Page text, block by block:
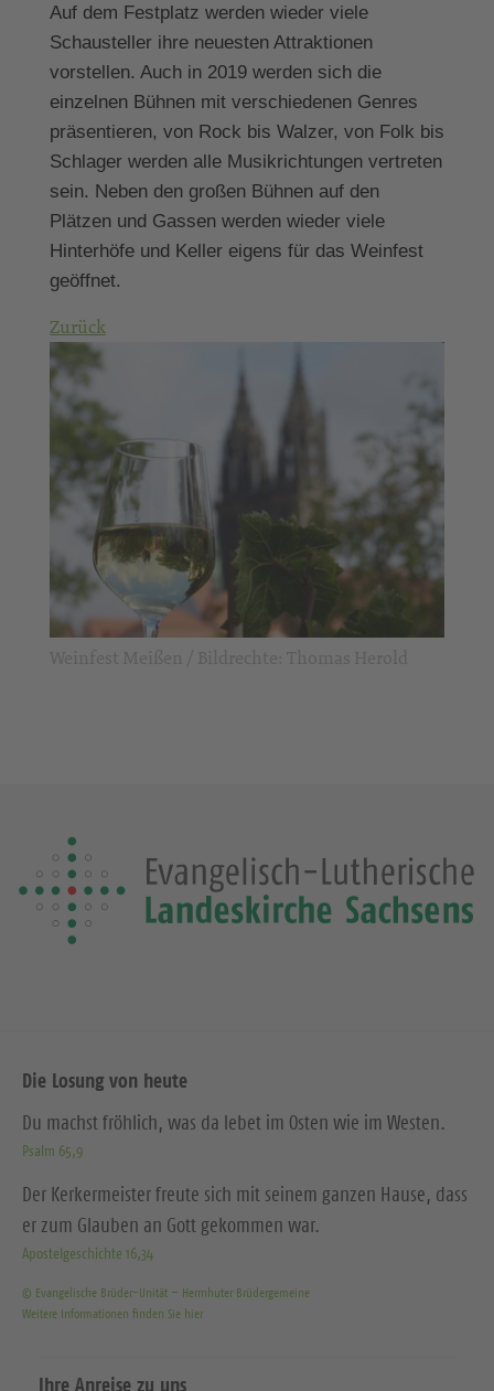
Auf dem Festplatz werden wieder viele
Schausteller ihre neuesten Attraktionen
vorstellen. Auch in 2019 werden sich die
einzelnen Bühnen mit verschiedenen Genres
präsentieren, von Rock bis Walzer, von Folk bis
Schlager werden alle Musikrichtungen vertreten
sein. Neben den großen Bühnen auf den
Plätzen und Gassen werden wieder viele
Hinterhöfe und Keller eigens für das Weinfest
geöffnet.
Zurück
Die Losung von heute
Du machst fröhlich, was da lebet im Osten wie im Westen.
Psalm 65,9
Der Kerkermeister freute sich mit seinem ganzen Hause, dass
er zum Glauben an Gott gekommen war.
Apostelgeschichte 16,34
© Evangelische Brüder-Unität – Herrnhuter Brüdergemeine
Weitere Informationen finden Sie hier
Ihre Anreise zu uns